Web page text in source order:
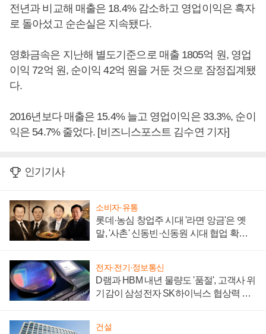
전년과 비교해 매출은 18.4% 감소하고 영업이익은 흑자
로 돌아섰고 순손실은 지속됐다.
영화금속은 지난해 별도기준으로 매출 1805억 원, 영업
이익 72억 원, 순이익 42억 원을 거둔 것으로 잠정집계됐
다.
2016년보다 매출은 15.4% 늘고 영업이익은 33.3%, 순이
익은 54.7% 줄었다. [비즈니스포스트 김수연 기자]
인기기사
소비자·유통
롯데·농심 창업주 시대 '라면 앙금'은 옛
말, '사촌' 신동빈·신동원 시대 협업 확대
전자·전기·정보통신
D램과 HBM 내년 물량도 '품절', 고객사 위
기감이 삼성전자 SK하이닉스 협상력 더
건설